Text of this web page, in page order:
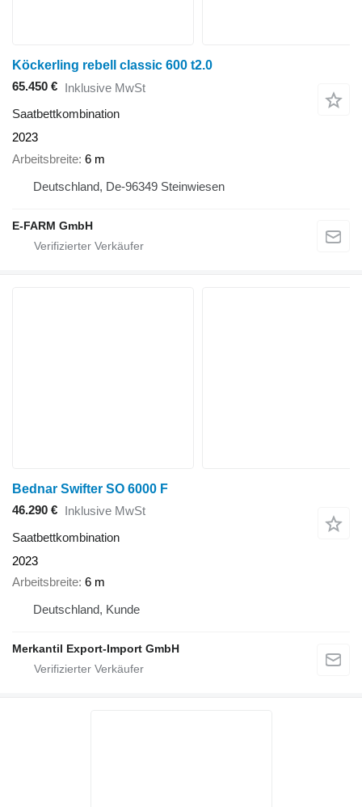
Köckerling rebell classic 600 t2.0
65.450 € Inklusive MwSt
Saatbettkombination
2023
Arbeitsbreite 6 m
Deutschland, De-96349 Steinwiesen
E-FARM GmbH
Bednar Swifter SO 6000 F
46.290 € Inklusive MwSt
Saatbettkombination
2023
Arbeitsbreite 6 m
Deutschland, Kunde
Merkantil Export-Import GmbH